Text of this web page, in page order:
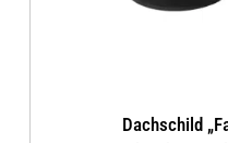
Dachschild